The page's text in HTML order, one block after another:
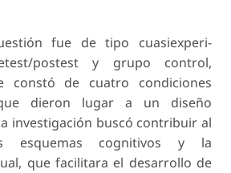
fue de tipo cuasiexperi-
postest y grupo control,
constó de cuatro condiciones
que dieron lugar a un diseño
investigación buscó contribuir al
esquemas cognitivos y la
que facilitara el desarrollo de